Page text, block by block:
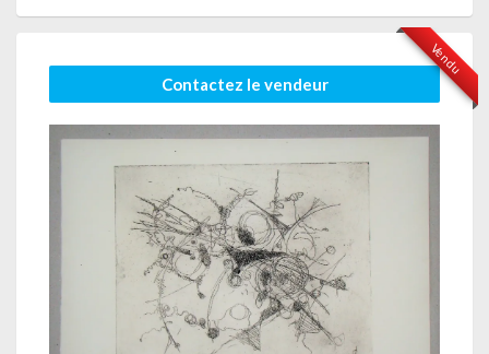
Vendu
Contactez le vendeur